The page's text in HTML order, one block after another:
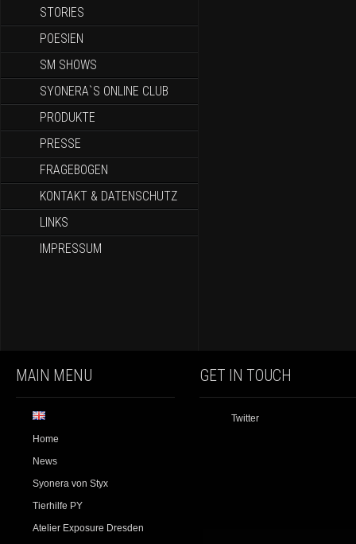
STORIES
POESIEN
SM SHOWS
SYONERA`S ONLINE CLUB
PRODUKTE
PRESSE
FRAGEBOGEN
KONTAKT & DATENSCHUTZ
LINKS
IMPRESSUM
MAIN MENU
Home
News
Syonera von Styx
Tierhilfe PY
Atelier Exposure Dresden
GET IN TOUCH
Twitter